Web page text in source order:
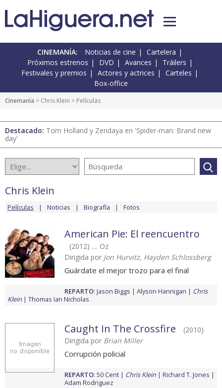
CINEMANÍA: Noticias de cine
Cartelera
Próximos estrenos
DVD Avances
Tráilers
Festivales y premios
Actores y actrices
Carteles
Box-office
Cinemanía > Chris Klein > Películas
Destacado: Tom Holland y Zendaya en 'Spider-man: Brand new
day'
Chris Klein
Películas Noticias Biografía Fotos
American Pie: El reencuentro
(2012) .... Oz
Dirigida por Jon Hurvitz, Hayden Schlossberg
Guárdate el mejor trozo para el final
REPARTO: Jason Biggs Alyson Hannigan
Chris
Klein
Thomas Ian Nicholas
Caught In The Crossfire
(2010)
Dirigida por Brian Miller
Corrupción policial
REPARTO: 50 Cent Chris Klein
Richard T. Jones
Adam Rodriguez